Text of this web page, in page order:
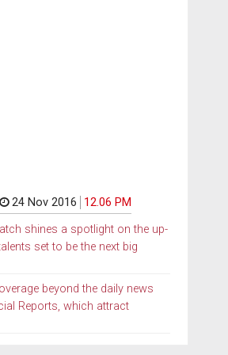
24 Nov 2016
12.06 PM
shines a spotlight on the up-
set to be the next big
beyond the daily news
Reports, which attract